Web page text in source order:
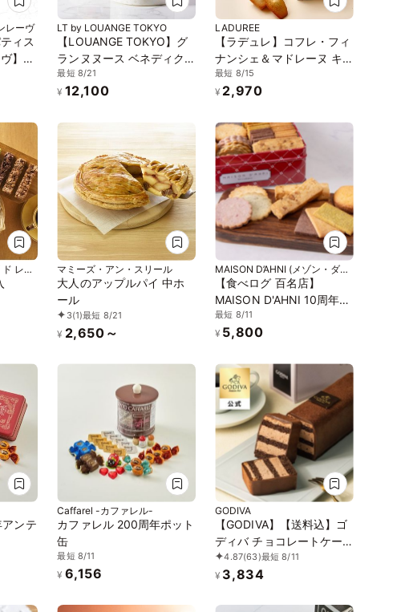
レーヴ
ィス
】ハ
ーケ
LT by LOUANGE TOKYO
【LOUANGE TOKYO】グ
ランヌヌース ベネディク
シオン お中元2026
最短 8/21
¥ 12,100
LADUREE
【ラデュレ】コフレ・フィ
ナンシェ＆マドレーヌ キ
ャス キッドソン
最短 8/15
¥ 2,970
レー
マミーズ・アン・スリール
大人のアップルパイ 中ホ
ール
3(1)最短 8/21
¥ 2,650～
MAISON D’AHNI (メゾン・ダー
ニ)
【食べログ 百名店】
MAISON D'AHNI 10周年記
念 クッキー缶
最短 8/11
¥ 5,800
ンテ
Caffarel -カファレル-
カファレル 200周年ポット
缶
最短 8/11
¥ 6,156
GODIVA
【GODIVA】【送料込】ゴ
ディバ チョコレートケー
キ お中元2026
4.87(63)最短 8/11
¥ 3,834